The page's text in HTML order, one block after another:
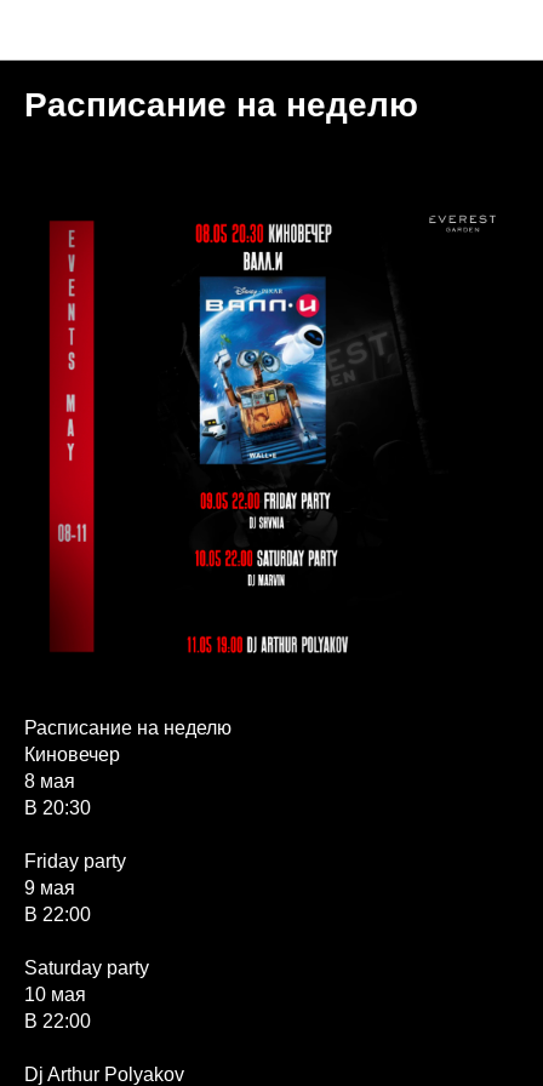
Расписание на неделю
Расписание на неделю
Киновечер
8 мая
В 20:30
Friday party
9 мая
В 22:00
Saturday party
10 мая
В 22:00
Dj Arthur Polyakov